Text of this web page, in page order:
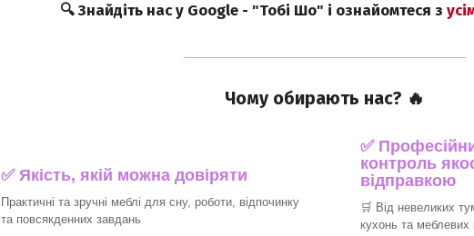
🔍 Знайдіть нас у Google - "Тобі Шо" і ознайомтеся з
Чому обирають нас? 🔥
✅ Якість, якій можна довіряти
Практичні та зручні меблі для сну, роботи, відпочинку
та повсякденних завдань
✅
контроль
відправкою
🛒 Від невеликих
кухонь та